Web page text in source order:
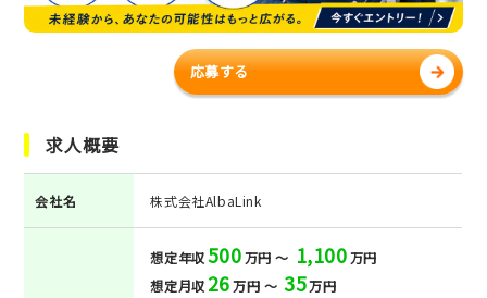
応募する
求人概要
会社名 株式会社AlbaLink
想定年収500万円 ～ 1,100万円
想定月収 26万円 ～ 35万円